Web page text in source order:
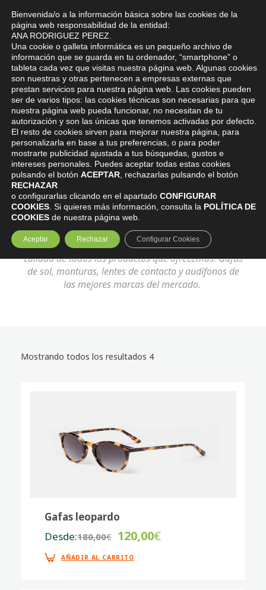
0
Productos
DESCUBRE EL CATÁLOGO COMPLETO
INICIO PRODUCTOS
En Centro Óptico y Auditivo Toledo cuidamos la
calidad de todos los productos que ofrecemos. Gafas
de sol, monturas, lentes de contacto y audífonos de
las mejores marcas del mercado.
Mostrando todos los resultados 4
Gafas leopardo
Desde:180,00€ 120,00€
AÑADIR AL CARRITO
Bienvenida/o a la información básica sobre las cookies de la
página web responsabilidad de la entidad:
ANA RODRIGUEZ PEREZ.
Una cookie o galleta informática es un pequeño archivo de
información que se guarda en tu ordenador, “smartphone” o
tableta cada vez que visitas nuestra página web. Algunas cookies
son nuestras y otras pertenecen a empresas externas que
prestan servicios para nuestra página web. Las cookies pueden
ser de varios tipos: las cookies técnicas son necesarias para que
nuestra página web pueda funcionar, no necesitan de tu
autorización y son las únicas que tenemos activadas por defecto.
El resto de cookies sirven para mejorar nuestra página, para
personalizarla en base a tus preferencias, o para poder
mostrarte publicidad ajustada a tus búsquedas, gustos e
intereses personales. Puedes aceptar todas estas cookies
pulsando el botón ACEPTAR , rechazarlas pulsando el botón
RECHAZAR
o configurarlas clicando en el apartado CONFIGURAR
COOKIES . Si quieres más información, consulta la POLÍTICA DE
COOKIES de nuestra página web.
Aceptar Rechazar Configurar Cookies